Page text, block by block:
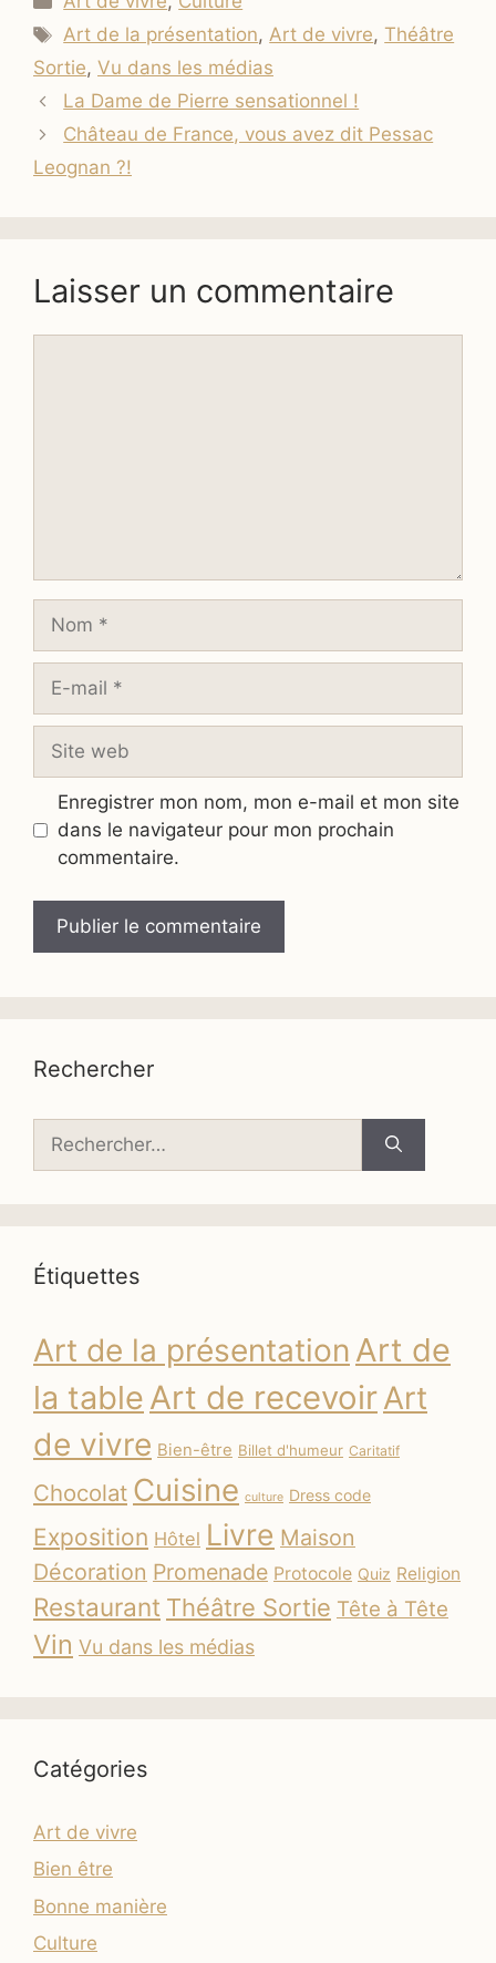
Étiquettes
Art de la présentation,Art de vivre,Théâtre
Sortie, Vu dans les médias
La Dame de Pierre sensationnel !
Château de France, vous avez dit Pessac
Leognan ?!
Laisser un commentaire
Nom
Site
Enregistrer mon nom, mon e-mail et mon site
dans le navigateur pour mon prochain
commentaire.
Rechercher
Étiquettes
Art de la présentation Art de
la table Art de recevoirArt
de vivre Bien-être Billet d'humeur Caritatif
Chocolat Cuisine culture Dress code
Exposition Hôtel Livre Maison
Décoration Promenade Protocole Quiz Religion
Restaurant Théâtre Sortie Tête à Tête
Vin Vu dans les médias
Catégories
Art de vivre
Bien être
Bonne manière
Culture